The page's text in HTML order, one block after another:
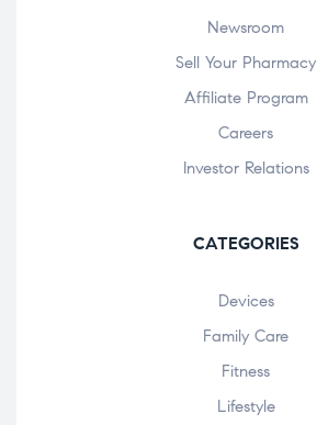
Newsroom
Sell Your Pharmacy
Affiliate Program
Careers
Investor Relations
CATEGORIES
Devices
Family Care
Fitness
Lifestyle